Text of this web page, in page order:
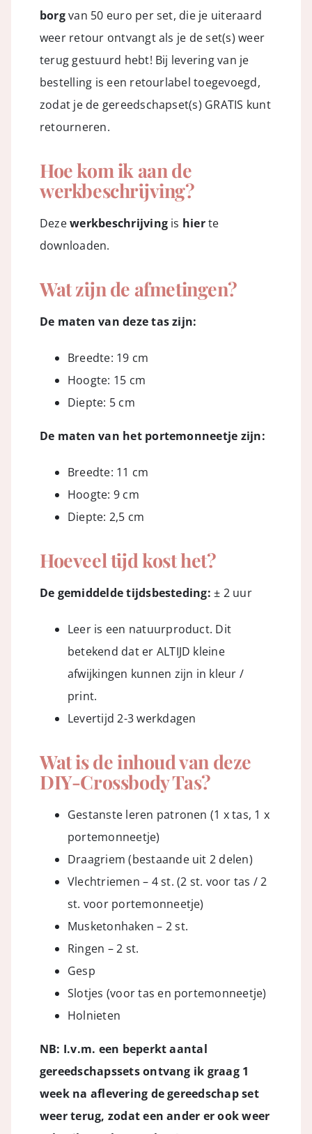
borgvan 50 euro per set, die je uiteraard
weer retour ontvangt als je de set(s) weer
terug gestuurd hebt! Bij levering van je
bestelling is een retourlabel toegevoegd,
zodat je de gereedschapset(s) GRATIS kunt
retourneren.
Hoe kom ik aan de
werkbeschrijving?
Dezewerkbeschrijving is hierte
downloaden.
Wat zijn de afmetingen?
De maten van deze tas zijn:
Breedte: 19 cm
Hoogte: 15 cm
Diepte: 5 cm
De maten van het portemonneetje zijn:
Breedte: 11 cm
Hoogte: 9 cm
Diepte: 2,5 cm
Hoeveel tijd kost het?
De gemiddelde tijdsbesteding: ± 2 uur
Leer is een natuurproduct. Dit
betekend dat er ALTIJD kleine
afwijkingen kunnen zijn in kleur /
print.
Levertijd 2-3 werkdagen
Wat is de inhoud van deze
DIY-Crossbody Tas?
Gestanste leren patronen (1 x tas, 1 x
portemonneetje)
Draagriem (bestaande uit 2 delen)
Vlechtriemen – 4 st. (2 st. voor tas / 2
st. voor portemonneetje)
Musketonhaken – 2 st.
Ringen – 2 st.
Gesp
Slotjes (voor tas en portemonneetje)
Holnieten
NB: I.v.m. een beperkt aantal
gereedschapssets ontvang ik graag 1
week na aflevering de gereedschap set
weer terug, zodat een ander er ook weer